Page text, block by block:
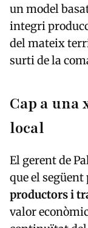
un model
integri
del mateix
surti de la
Cap a
local
El gerent de
que el següent
productors i
valor